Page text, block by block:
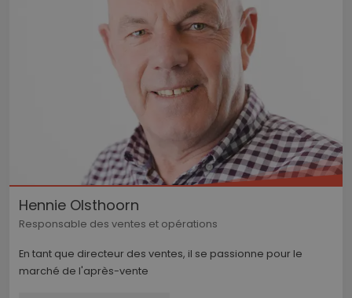
Hennie Olsthoorn
Responsable des ventes et opérations
En tant que directeur des ventes, il se passionne pour le
marché de l'après-vente